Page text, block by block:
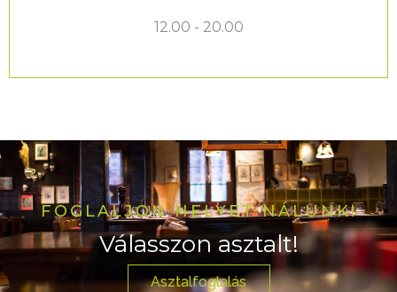
12.00 - 20.00
FOGLALJON HELYET NÁLUNK!
Válasszon asztalt!
Asztalfoglalás